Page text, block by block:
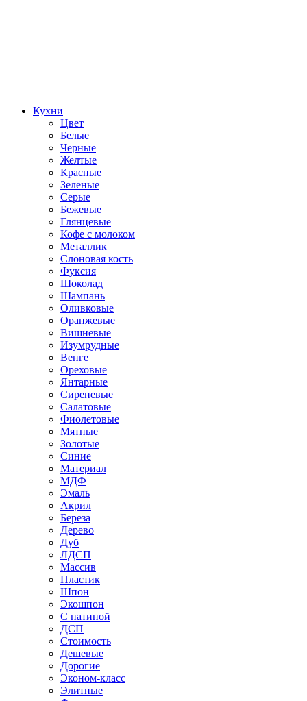
Кухни
Цвет
Белые
Черные
Желтые
Красные
Зеленые
Серые
Бежевые
Глянцевые
Кофе с молоком
Металлик
Слоновая кость
Фуксия
Шоколад
Шампань
Оливковые
Оранжевые
Вишневые
Изумрудные
Венге
Ореховые
Янтарные
Сиреневые
Салатовые
Фиолетовые
Мятные
Золотые
Синие
Материал
МДФ
Эмаль
Акрил
Береза
Дерево
Дуб
ЛДСП
Массив
Пластик
Шпон
Экошпон
С патиной
ДСП
Стоимость
Дешевые
Дорогие
Эконом-класс
Элитные